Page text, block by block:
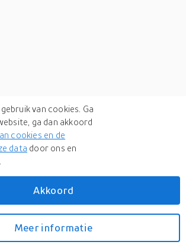
categorieën
Eten & drinken
van cookies. Ga
ga dan akkoord
cookies en de
data door ons en
Akkoord
Meer informatie